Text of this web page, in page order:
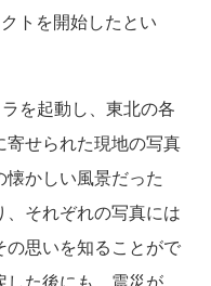
トを開始したとい
を起動し、東北の各
せられた現地の写真
かしい風景だった
、それぞれの写真には
思いを知ることがで